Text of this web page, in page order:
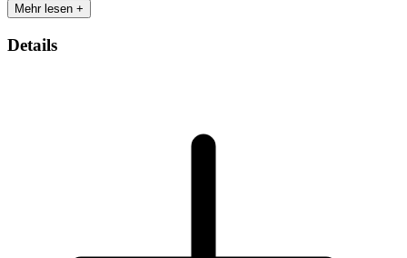
Mehr lesen +
Details